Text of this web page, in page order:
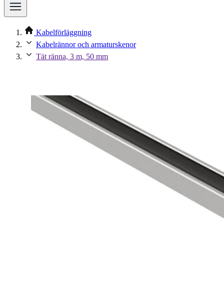
Kabelförläggning
Kabelrännor och armaturskenor
Tät ränna, 3 m, 50 mm